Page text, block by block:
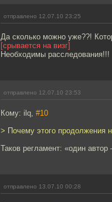
отправлено 12.07.10 23:25
Да сколько можно уже??!
[срывается на визг]
Необходимы расследования!!!
отправлено 12.07.10 23:53
Кому: ilq, #10
> Почему этого продолжения
Таков регламент: «один
отправлено 13.07.10 00:28